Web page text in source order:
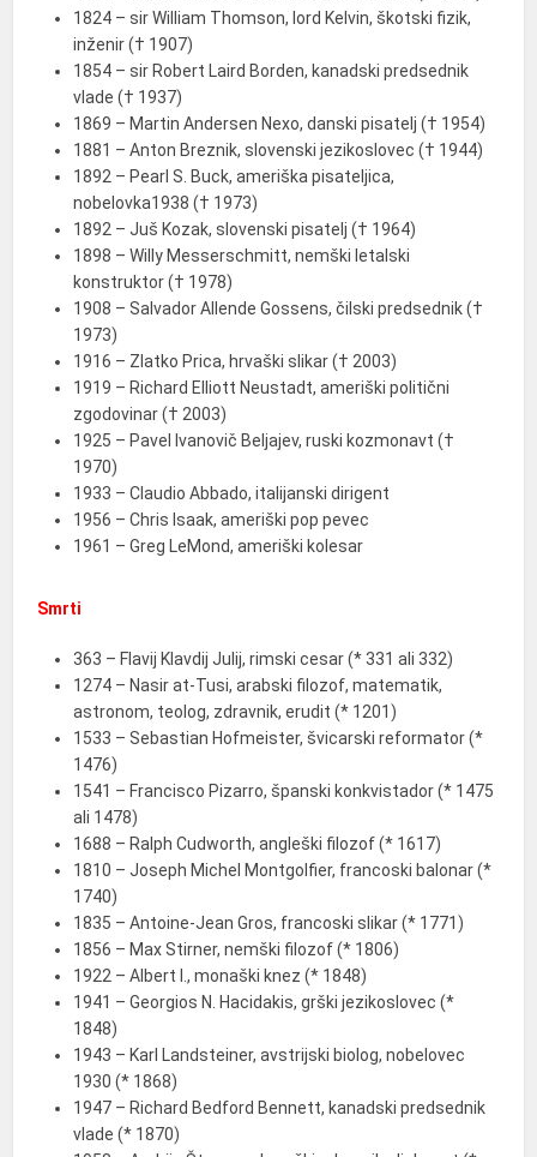
1824 – sir William Thomson, lord Kelvin, škotski fizik,
inženir († 1907)
1854 – sir Robert Laird Borden, kanadski predsednik
vlade († 1937)
1869 – Martin Andersen Nexo, danski pisatelj († 1954)
1881 – Anton Breznik, slovenski jezikoslovec († 1944)
1892 – Pearl S. Buck, ameriška pisateljica,
nobelovka1938 († 1973)
1892 – Juš Kozak, slovenski pisatelj († 1964)
1898 – Willy Messerschmitt, nemški letalski
konstruktor († 1978)
1908 – Salvador Allende Gossens, čilski predsednik (†
1973)
1916 – Zlatko Prica, hrvaški slikar († 2003)
1919 – Richard Elliott Neustadt, ameriški politični
zgodovinar († 2003)
1925 – Pavel Ivanovič Beljajev, ruski kozmonavt (†
1970)
1933 – Claudio Abbado, italijanski dirigent
1956 – Chris Isaak, ameriški pop pevec
1961 – Greg LeMond, ameriški kolesar
Smrti
363 – Flavij Klavdij Julij, rimski cesar (* 331 ali 332)
1274 – Nasir at-Tusi, arabski filozof, matematik,
astronom, teolog, zdravnik, erudit (* 1201)
1533 – Sebastian Hofmeister, švicarski reformator (*
1476)
1541 – Francisco Pizarro, španski konkvistador (* 1475
ali 1478)
1688 – Ralph Cudworth, angleški filozof (* 1617)
1810 – Joseph Michel Montgolfier, francoski balonar (*
1740)
1835 – Antoine-Jean Gros, francoski slikar (* 1771)
1856 – Max Stirner, nemški filozof (* 1806)
1922 – Albert I., monaški knez (* 1848)
1941 – Georgios N. Hacidakis, grški jezikoslovec (*
1848)
1943 – Karl Landsteiner, avstrijski biolog, nobelovec
1930 (* 1868)
1947 – Richard Bedford Bennett, kanadski predsednik
vlade (* 1870)